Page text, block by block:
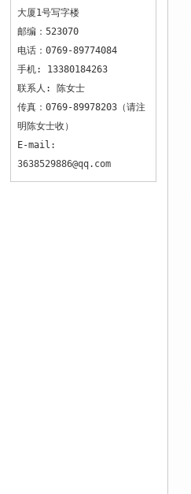
大厦1号写字楼
邮编：523070
电话：0769-89774084
手机: 13380184263
联系人: 陈女士
传真：0769-89978203（请注
明陈女士收）
E-mail:
3638529886@qq.com